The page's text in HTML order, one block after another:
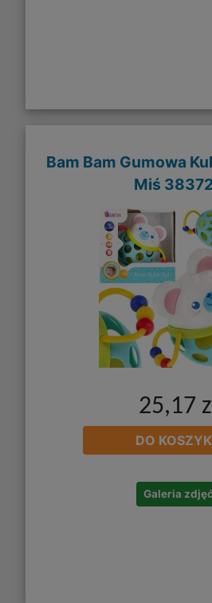
Bam Bam Gumowa
Miś
25,17
DO
Galeria zdjęć